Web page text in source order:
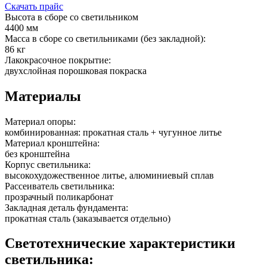
Скачать прайс
Высота в сборе со светильником
4400 мм
Масса в сборе со светильниками (без закладной):
86 кг
Лакокрасочное покрытие:
двухслойная порошковая покраска
Материалы
Материал опоры:
комбинированная: прокатная сталь + чугунное литье
Материал кронштейна:
без кронштейна
Корпус светильника:
высокохудожественное литье, алюминиевый сплав
Рассеиватель светильника:
прозрачный поликарбонат
Закладная деталь фундамента:
прокатная сталь (заказывается отдельно)
Светотехнические характеристики
светильника: